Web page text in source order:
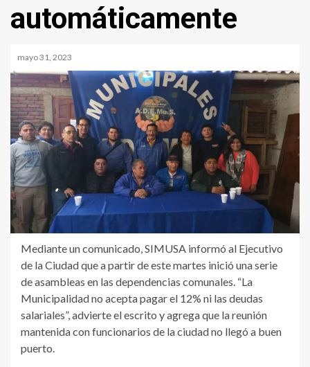
automáticamente
mayo 31, 2023
Mediante un comunicado, SIMUSA informó al Ejecutivo
de la Ciudad que a partir de este martes inició una serie
de asambleas en las dependencias comunales. “La
Municipalidad no acepta pagar el 12% ni las deudas
salariales”, advierte el escrito y agrega que la reunión
mantenida con funcionarios de la ciudad no llegó a buen
puerto.